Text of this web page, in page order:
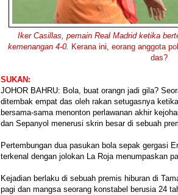
Iker Casillas, pemain Real Madrid ketika
kemenangan 4-0. Kerana ini, eorang anggota
das?
SUKAN:
JOHOR BAHRU: Bola, buat orangn jadi gila?
ditembak empat das oleh rakan setugasnya
bersama-sama menonton perlawanan akhir
dan Sepanyol menerusi skrin besar di sebuah
Pertembungan dua pasukan bola sepak gergasi
terkenal dengan jolokan La Roja menumpaskan
Kejadian berlaku di sebuah premis hiburan di
pagi dan mangsa seorang konstabel berusia 24